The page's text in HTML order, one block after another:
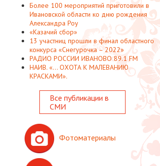
Более 100 мероприятий приготовили в
Ивановской области ко дню рождения
Александра Роу
«Казачий сбор»
13 участниц прошли в финал областного
конкурса «Снегурочка – 2022»
РАДИО РОССИИ ИВАНОВО 89.1 FM
НАИВ. «... ОХОТА К МАЛЕВАНИЮ
КРАСКАМИ».
Все публикации в
СМИ
Фотоматериалы